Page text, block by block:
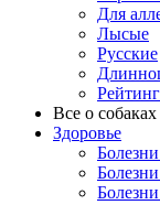
Для
Лысые
Русские
Все о собаках
Здоровье
Болезни